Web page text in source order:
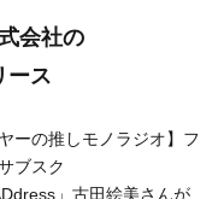
会社の
ース
ーの推しモノラジオ】フ
ブスク
」古田絵美さんが